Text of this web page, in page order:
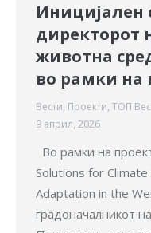
Иницијален
директорот
животна
во рамки на
Вести, Проекти, ТОП
9 април, 2026
Во рамки на
Solutions for
Adaptation in the
градоначалникот